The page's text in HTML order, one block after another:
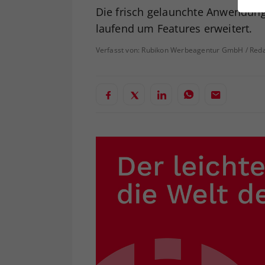
Die frisch gelaunchte
laufend um Features erweitert.
Verfasst von: Rubikon Werbeagentur GmbH /